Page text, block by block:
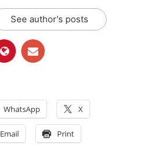
See author's posts
WhatsApp X
Email Print